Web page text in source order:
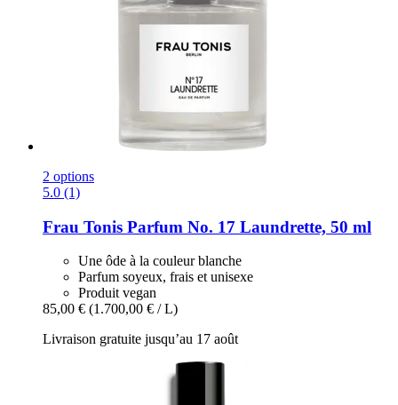
2 options
5.0 (1)
Frau Tonis Parfum No. 17 Laundrette, 50 ml
Une ôde à la couleur blanche
Parfum soyeux, frais et unisexe
Produit vegan
85,00 € (1.700,00 € / L)
Livraison gratuite jusqu’au 17 août